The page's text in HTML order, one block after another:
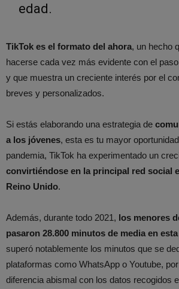
edad.
TikTok es el formato del ahora, un hecho
hacerse cada vez más evidente con el
y que muestra un creciente interés por el
breves y personalizados.
Si estás elaborando una estrategia de
a los jóvenes, esta es tu mayor
pandemia, TikTok ha experimentado un
convirtiéndose en la principal red social
Reino Unido.
Además, durante todo 2021, los menores
pasaron 28.800 minutos de media en
superó notablemente los minutos que se
plataformas como WhatsApp o Youtube,
diferencia abismal con los datos recogidos